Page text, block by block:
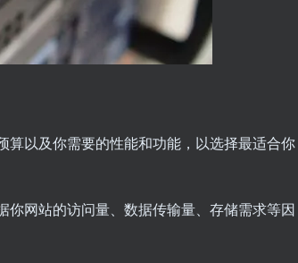
以及你需要的性能和功能，以选择最适合你
网站的访问量、数据传输量、存储需求等因